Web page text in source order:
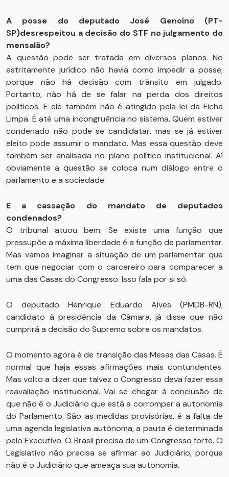
A posse do deputado José Genoíno (PT-
SP)desrespeitou a decisão do STF no julgamento do
mensalão?
A questão pode ser tratada em diversos planos. No
estritamente jurídico não havia como impedir a posse,
porque não há decisão com trânsito em julgado.
Portanto, não há de se falar na perda dos direitos
políticos. E ele também não é atingido pela lei da Ficha
Limpa. É até uma incongruência no sistema. Quem estiver
condenado não pode se candidatar, mas se já estiver
eleito pode assumir o mandato. Mas essa questão deve
também ser analisada no plano político institucional. Aí
obviamente a questão se coloca num diálogo entre o
parlamento e a sociedade.
E a cassação do mandato de deputados
condenados?
O tribunal atuou bem. Se existe uma função que
pressupõe a máxima liberdade é a função de parlamentar.
Mas vamos imaginar a situação de um parlamentar que
tem que negociar com o carcereiro para comparecer a
uma das Casas do Congresso. Isso fala por si só.
O deputado Henrique Eduardo Alves (PMDB-RN),
candidato à presidência da Câmara, já disse que não
cumprirá a decisão do Supremo sobre os mandatos.
O momento agora é de transição das Mesas das Casas. É
normal que haja essas afirmações mais contundentes.
Mas volto a dizer que talvez o Congresso deva fazer essa
reavaliação institucional. Vai se chegar à conclusão de
que não é o Judiciário que está a corromper a autonomia
do Parlamento. São as medidas provisórias, é a falta de
uma agenda legislativa autônoma, a pauta é determinada
pelo Executivo. O Brasil precisa de um Congresso forte. O
Legislativo não precisa se afirmar ao Judiciário, porque
não é o Judiciário que ameaça sua autonomia.